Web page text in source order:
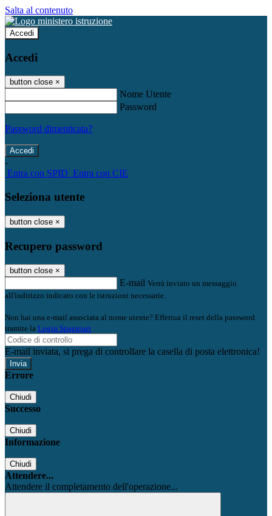
Salta al contenuto
Accedi
Accedi
button close ×
Nome Utente
Password
Password dimenticata?
-
Entra con SPID Entra con CIE
Seleziona utente
button close ×
Recupero password
button close ×
E-mail Verrà inviato un messaggio
all'indirizzo indicato con le istruzioni necessarie.
Non hai una e-mail associata al nome utente? Effettua il reset della password
tramite la Login Spaggiari
E-mail inviata, si prega di controllare la casella di posta elettronica!
Errore
Chiudi
Successo
Chiudi
Informazione
Chiudi
Attendere...
Attendere il completamento dell'operazione...